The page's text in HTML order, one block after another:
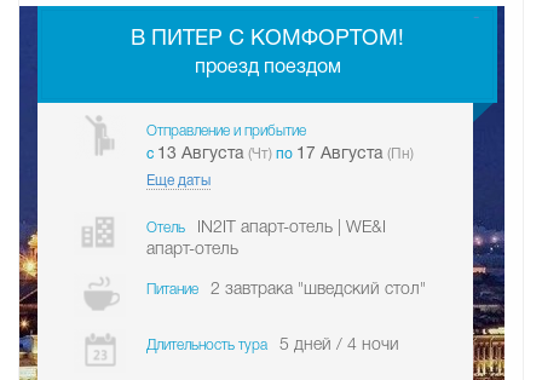
В ПИТЕР С КОМФОРТОМ!
проезд поездом
Отправление и прибытие
c 13 Августа (Чт) по 17 Августа (Пн)
Еще даты
Отель
IN2IT апарт-отель | WE&I
апарт-отель
Питание 2 завтрака "шведский стол"
Длительность тура 5 дней / 4 ночи
-